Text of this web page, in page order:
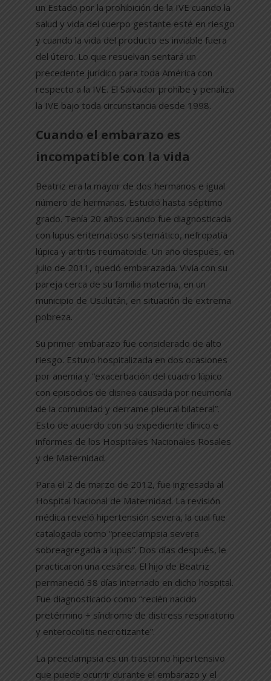
un Estado por la prohibición de la IVE cuando la
salud y vida del cuerpo gestante esté en riesgo
y cuando la vida del producto es inviable fuera
del útero. Lo que resuelvan sentará un
precedente jurídico para toda América con
respecto a la IVE. El Salvador prohíbe y penaliza
la IVE bajo toda circunstancia desde 1998.
Cuando el embarazo es
incompatible con la vida
Beatriz era la mayor de dos hermanos e igual
número de hermanas. Estudió hasta séptimo
grado. Tenía 20 años cuando fue diagnosticada
con lupus eritematoso sistemático, nefropatía
lúpica y artritis reumatoide. Un año después, en
julio de 2011, quedó embarazada. Vivía con su
pareja cerca de su familia materna, en un
municipio de Usulután, en situación de extrema
pobreza.
Su primer embarazo fue considerado de alto
riesgo. Estuvo hospitalizada en dos ocasiones
por anemia y “exacerbación del cuadro lúpico
con episodios de disnea causada por neumonía
de la comunidad y derrame pleural bilateral”.
Esto de acuerdo con su expediente clínico e
informes de los Hospitales Nacionales Rosales
y de Maternidad.
Para el 2 de marzo de 2012, fue ingresada al
Hospital Nacional de Maternidad. La revisión
médica reveló hipertensión severa, la cual fue
catalogada como “preeclampsia severa
sobreagregada a lupus”. Dos días después, le
practicaron una cesárea. El hijo de Beatriz
permaneció 38 días internado en dicho hospital.
Fue diagnosticado como “recién nacido
pretérmino + síndrome de distress respiratorio
y enterocolitis necrotizante”.
La preeclampsia es un trastorno hipertensivo
que puede ocurrir durante el embarazo y el